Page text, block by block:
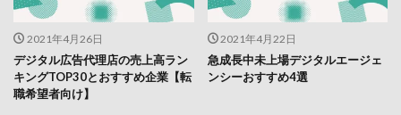
2021年4月26日
デジタル広告代理店の売上高ラン
キングTOP30とおすすめ企業【転
職希望者向け】
2021年4月22日
急成長中未上場デジタルエージェ
ンシーおすすめ4選